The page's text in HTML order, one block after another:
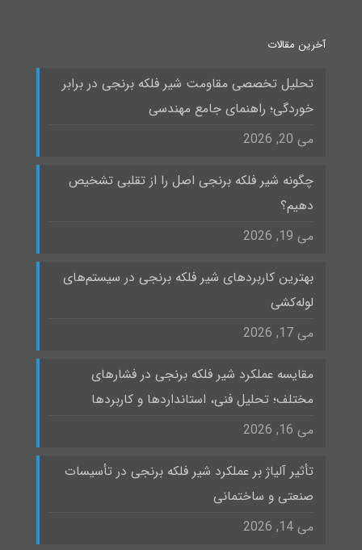
آخرین مقالات
تحلیل تخصصی مقاومت شیر فلکه برنجی در برابر
خوردگی؛ راهنمای جامع مهندسی
می 20, 2026
چگونه شیر فلکه برنجی اصل را از تقلبی تشخیص
دهیم؟
می 19, 2026
بهترین کاربردهای شیر فلکه برنجی در سیستم‌های
لوله‌کشی
می 17, 2026
مقایسه عملکرد شیر فلکه برنجی در فشارهای
مختلف؛ تحلیل فنی، استانداردها و کاربردها
می 16, 2026
تأثیر آلیاژ بر عملکرد شیر فلکه برنجی در تأسیسات
صنعتی و ساختمانی
می 14, 2026